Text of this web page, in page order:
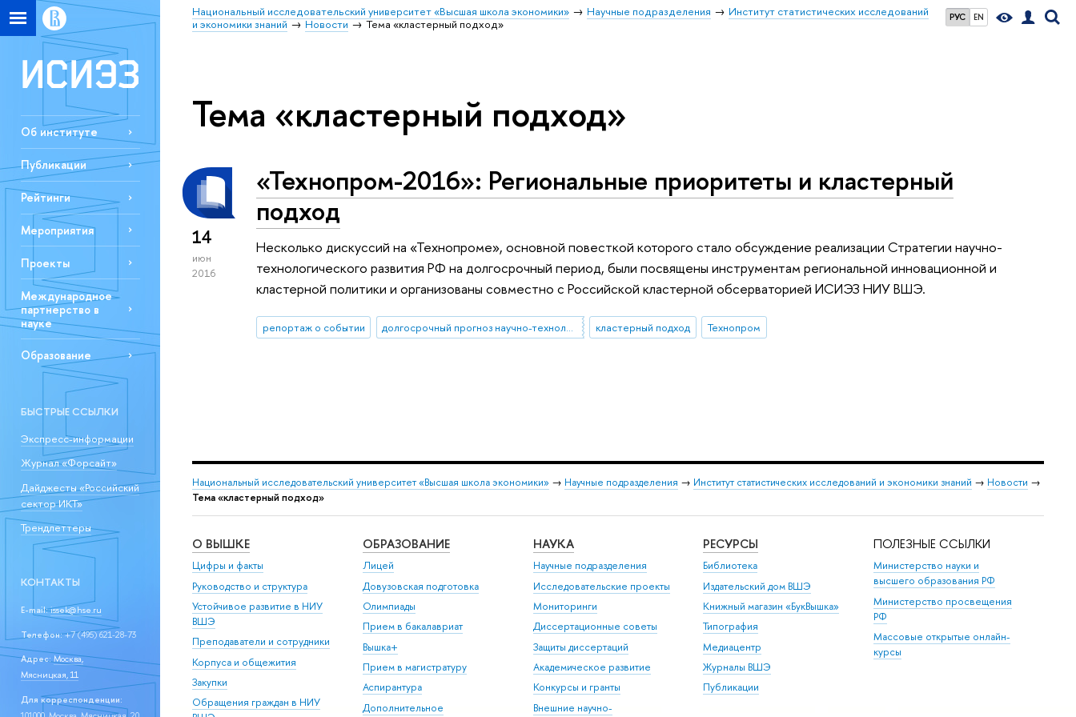
РУС EN
Национальный исследовательский университет «Высшая школа экономики» Научные подразделения
Институт статистических исследований
и экономики знаний
Новости Тема «кластерный подход»
Об институте
Публикации
Рейтинги
Мероприятия
Проекты
Международное
партнерство в
науке
Образование
БЫСТРЫЕ ССЫЛКИ
Экспресс-информации
Журнал «Форсайт»
Дайджесты «Российский
сектор ИКТ»
Трендлеттеры
КОНТАКТЫ
E-mail:issek@hse.ru
Телефон:+7 (495) 621-28-73
Адрес: Москва,
Мясницкая, 11
Для корреспонденции:
Тема «кластерный подход»
14
июн
2016
«Технопром-2016»: Региональные приоритеты и кластерный
подход
Несколько дискуссий на «Технопроме», основной повесткой которого стало обсуждение реализации Стратегии научно-
технологического развития РФ на долгосрочный период, были посвящены инструментам региональной инновационной и
кластерной политики и организованы совместно с Российской кластерной обсерваторией ИСИЭЗ НИУ ВШЭ.
репортаж о событии долгосрочный прогноз научно-технологического развития кластерный подход Технопром
Национальный исследовательский университет «Высшая школа экономики» → Научные подразделения → Институт статистических исследований и экономики знаний → Новости →
Тема «кластерный подход»
О ВЫШКЕ
Цифры и факты
Руководство и структура
Устойчивое развитие в НИУ
ВШЭ
Преподаватели и сотрудники
Корпуса и общежития
Закупки
Обращения граждан в НИУ
ОБРАЗОВАНИЕ
Лицей
Довузовская подготовка
Олимпиады
Прием в бакалавриат
Вышка+
Прием в магистратуру
Аспирантура
Дополнительное
НАУКА
Научные подразделения
Исследовательские проекты
Мониторинги
Диссертационные советы
Защиты диссертаций
Академическое развитие
Конкурсы и гранты
Внешние научно-
РЕСУРСЫ
Библиотека
Издательский дом ВШЭ
Книжный магазин «БукВышка»
Типография
Медиацентр
Журналы ВШЭ
Публикации
ПОЛЕЗНЫЕ ССЫЛКИ
Министерство науки и
высшего образования РФ
Министерство просвещения
РФ
Массовые открытые онлайн-
курсы